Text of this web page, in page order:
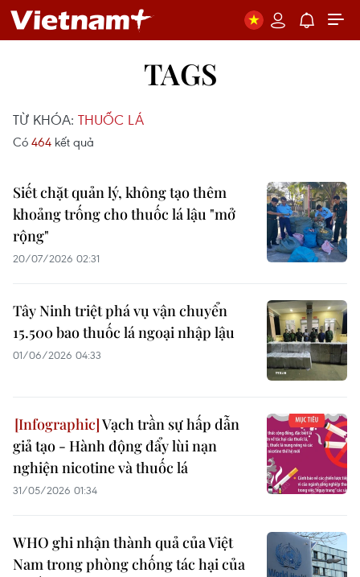
TAGS
TỪ KHÓA: THUỐC LÁ
Có 464 kết quả
Siết chặt quản lý, không tạo thêm
khoảng trống cho thuốc lá lậu "mở
rộng"
20/07/2026 02:31
Tây Ninh triệt phá vụ vận chuyển
15.500 bao thuốc lá ngoại nhập lậu
01/06/2026 04:33
Vạch trần sự hấp dẫn
giả tạo - Hành động đẩy lùi nạn
nghiện nicotine và thuốc lá
31/05/2026 01:34
WHO ghi nhận thành quả của Việt
Nam trong phòng chống tác hại của